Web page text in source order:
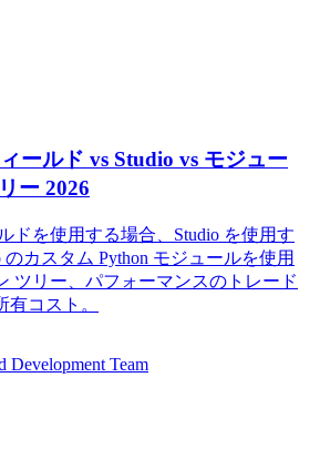
ールド vs Studio vs モジュー
ー 2026
ドを使用する場合、Studio を使用す
カスタム Python モジュールを使用
ツリー、パフォーマンスのトレード
コスト。
Development Team